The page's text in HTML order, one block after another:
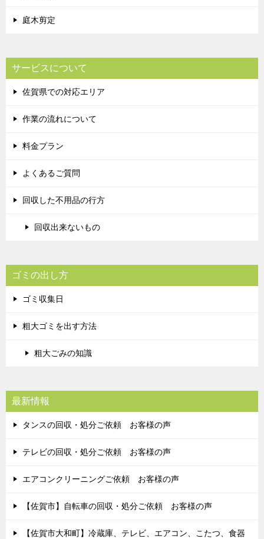
庭木剪定
サービスについて
佐賀県での対応エリア
作業の流れについて
料金プラン
よくあるご質問
回収した不用品の行方
回収出来ないもの
ゴミの出し方
ゴミ収集日
粗大ゴミを出す方法
粗大ごみの知識
最新情報
タンスの回収・処分ご依頼 お客様の声
テレビの回収・処分ご依頼 お客様の声
エアコンクリーニングご依頼 お客様の声
【佐賀市】自転車の回収・処分ご依頼 お客様の声
【佐賀市大和町】冷蔵庫、テレビ、エアコン、こたつ、食器